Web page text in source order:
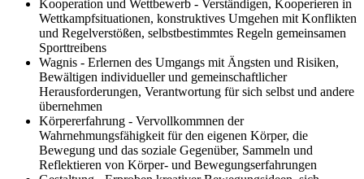
Kooperation und Wettbewerb - Verständigen, Kooperieren in
Wettkampfsituationen, konstruktives Umgehen mit Konflikten
und Regelverstößen, selbstbestimmtes Regeln gemeinsamen
Sporttreibens
Wagnis - Erlernen des Umgangs mit Ängsten und Risiken,
Bewältigen individueller und gemeinschaftlicher
Herausforderungen, Verantwortung für sich selbst und andere
übernehmen
Körpererfahrung - Vervollkommnen der
Wahrnehmungsfähigkeit für den eigenen Körper, die
Bewegung und das soziale Gegenüber, Sammeln und
Reflektieren von Körper- und Bewegungserfahrungen